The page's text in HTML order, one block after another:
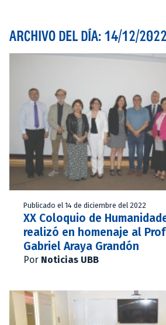
ARCHIVO DEL DÍA: 14/12/2022
Publicado el 14 de diciembre del 2022
XX Coloquio de
realizó en homenaje al
Gabriel Araya Grandón
Por Noticias UBB